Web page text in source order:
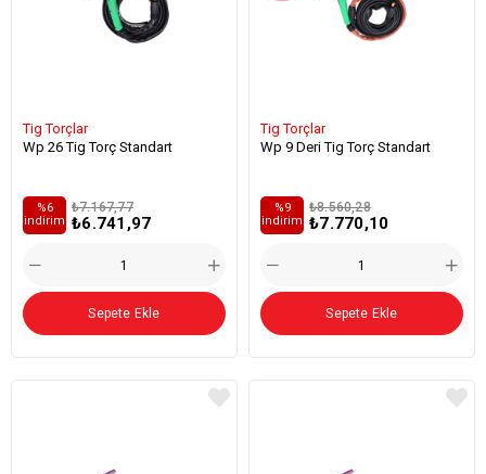
Tig Torçlar
Wp 26 Tig Torç Standart
₺6.741,97
₺7.167,77
%6
i̇ndirim
Sepete Ekle
Tig Torçlar
Wp 9 Deri Tig Torç Standart
₺7.770,10
₺8.560,28
%9
i̇ndirim
Sepete Ekle